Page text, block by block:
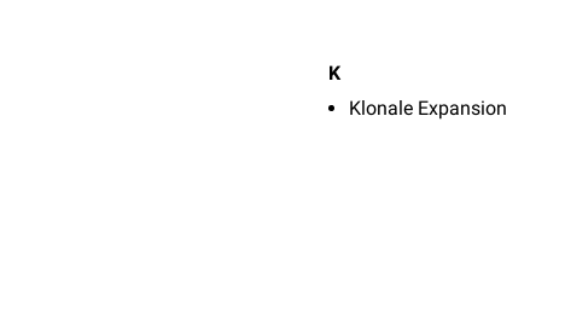
K
Klonale Expansion